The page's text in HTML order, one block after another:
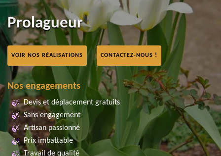
Prolagueur
VOIR NOS RÉALISATIONS CONTACTEZ-NOUS !
Nos engagements
Devis et déplacement gratuits
Sans engagement
Artisan passionné
Prix imbattable
Travail de qualité